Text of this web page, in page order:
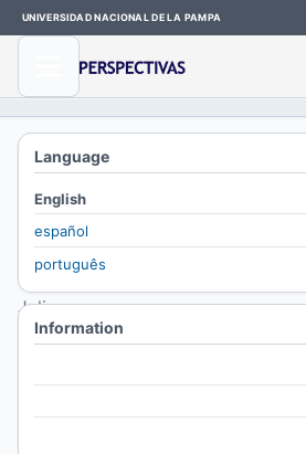
UNIVERSIDAD NACIONAL DE LA PAMPA
Home
/
Vol. 7 No.
2 (2017):
Julio-
Diciembre
7
Language
English
español
português
Information